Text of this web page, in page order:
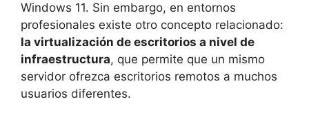
Windows 11. Sin embargo, en entornos
profesionales existe otro concepto relacionado:
la virtualización de escritorios a nivel de
infraestructura, que permite que un mismo
servidor ofrezca escritorios remotos a muchos
usuarios diferentes.